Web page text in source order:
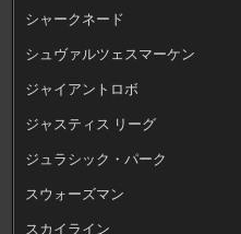
シャークネード
シュヴァルツェスマーケン
ジャイアントロボ
ジャスティス リーグ
ジュラシック・パーク
スウォーズマン
スカイライン